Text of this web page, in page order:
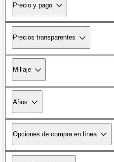
Precio y pago
Precios transparentes
Millaje
Años
Opciones de compra en línea